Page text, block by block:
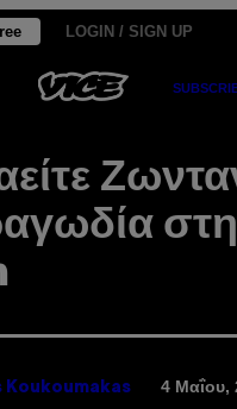
LOGIN / SIGN UP
στη
Koukoumakas 4 Μαΐου,